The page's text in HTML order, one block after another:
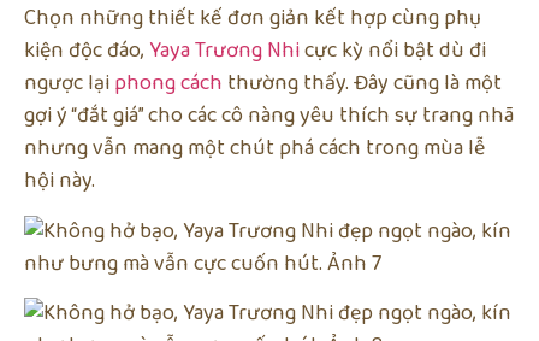
Chọn những thiết kế đơn giản kết hợp cùng phụ
kiện độc đáo, Yaya Trương Nhicực kỳ nổi bật dù đi
ngược lạiphong cách thường thấy. Đây cũng là một
gợi ý “đắt giá” cho các cô nàng yêu thích sự trang nhã
nhưng vẫn mang một chút phá cách trong mùa lễ
hội này.